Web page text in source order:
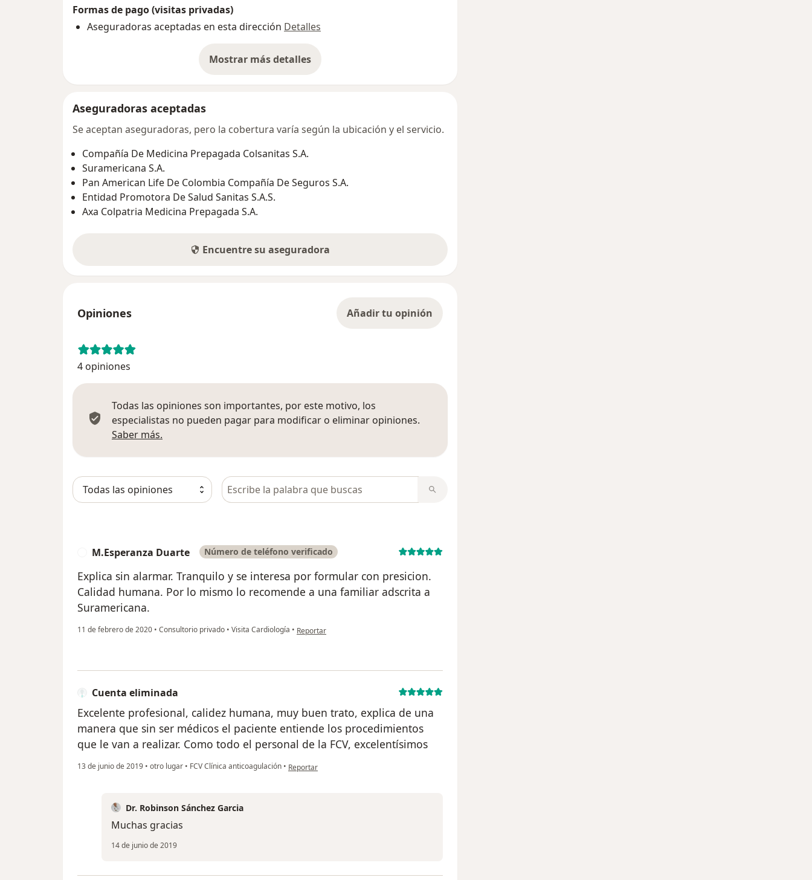
Formas de pago (visitas privadas)
Aseguradoras aceptadas en esta dirección Detalles
Mostrar más detalles
sobre la dirección
Aseguradoras aceptadas
Se aceptan aseguradoras, pero la cobertura varía según la ubicación y el servicio.
Compañía De Medicina Prepagada Colsanitas S.A.
Suramericana S.A.
Pan American Life De Colombia Compañía De Seguros S.A.
Entidad Promotora De Salud Sanitas S.A.S.
Axa Colpatria Medicina Prepagada S.A.
Encuentre su aseguradora
Opiniones Añadir tu opinión
4 opiniones
Todas las opiniones son importantes, por este motivo, los
especialistas no pueden pagar para modificar o eliminar opiniones.
Saber más.
Busca en opiniones
M.Esperanza Duarte Número de teléfono verificado
Explica sin alarmar. Tranquilo y se interesa por formular con presicion.
Calidad humana. Por lo mismo lo recomende a una familiar adscrita a
Suramericana.
11 de febrero de 2020 • Consultorio privado • Visita Cardiología • en opinión del usuario M.Esperanza Duarte
Reportar
Cuenta eliminada
Excelente profesional, calidez humana, muy buen trato, explica de una
manera que sin ser médicos el paciente entiende los procedimientos
que le van a realizar. Como todo el personal de la FCV, excelentísimos
13 de junio de 2019 • otro lugar • FCV Clínica anticoagulación • en opinión del usuario Cuenta eliminada
Reportar
Dr. Robinson Sánchez Garcia
Muchas gracias
14 de junio de 2019